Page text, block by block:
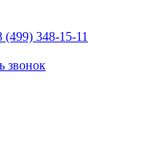
(499) 348-15-11
звонок